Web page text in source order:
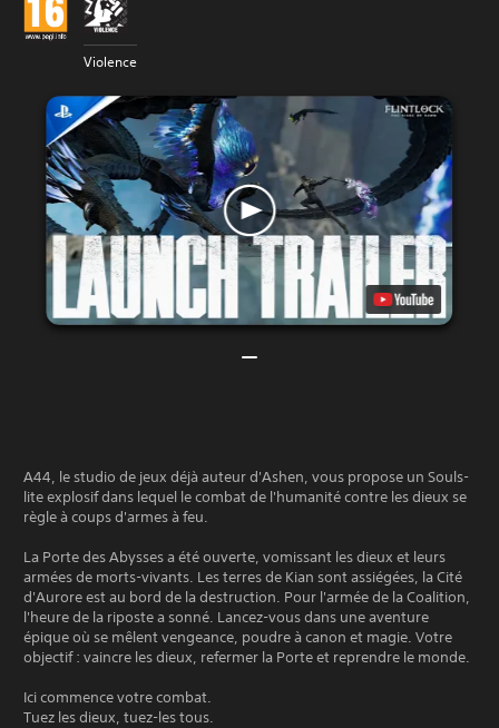
Violence
A44, le studio de jeux déjà auteur d'Ashen, vous propose un Souls-
lite explosif dans lequel le combat de l'humanité contre les dieux se
règle à coups d'armes à feu.
La Porte des Abysses a été ouverte, vomissant les dieux et leurs
armées de morts-vivants. Les terres de Kian sont assiégées, la Cité
d'Aurore est au bord de la destruction. Pour l'armée de la Coalition,
l'heure de la riposte a sonné. Lancez-vous dans une aventure
épique où se mêlent vengeance, poudre à canon et magie. Votre
objectif : vaincre les dieux, refermer la Porte et reprendre le monde.
Ici commence votre combat.
Tuez les dieux, tuez-les tous.